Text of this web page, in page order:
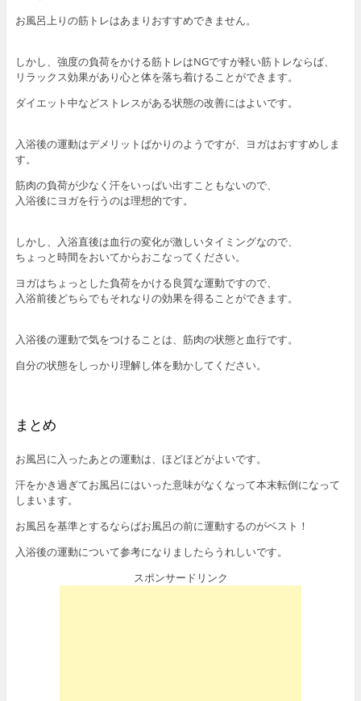
お風呂上りの筋トレはあまりおすすめできません。
しかし、強度の負荷をかける筋トレはNGですが軽い筋トレならば、
リラックス効果があり心と体を落ち着けることができます。
ダイエット中などストレスがある状態の改善にはよいです。
入浴後の運動はデメリットばかりのようですが、ヨガはおすすめしま
す。
筋肉の負荷が少なく汗をいっぱい出すこともないので、
入浴後にヨガを行うのは理想的です。
しかし、入浴直後は血行の変化が激しいタイミングなので、
ちょっと時間をおいてからおこなってください。
ヨガはちょっとした負荷をかける良質な運動ですので、
入浴前後どちらでもそれなりの効果を得ることができます。
入浴後の運動で気をつけることは、筋肉の状態と血行です。
自分の状態をしっかり理解し体を動かしてください。
まとめ
お風呂に入ったあとの運動は、ほどほどがよいです。
汗をかき過ぎてお風呂にはいった意味がなくなって本末転倒になって
しまいます。
お風呂を基準とするならばお風呂の前に運動するのがベスト！
入浴後の運動について参考になりましたらうれしいです。
スポンサードリンク